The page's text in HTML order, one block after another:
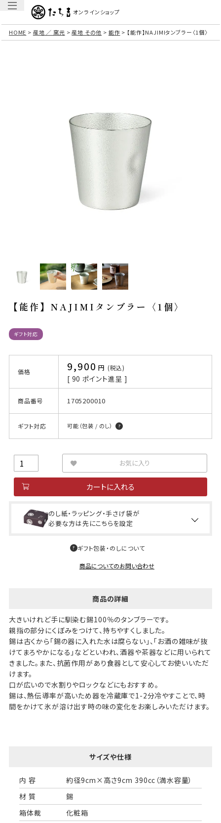
オンラインショップ
HOME 産地 ／ 窯元 産地 その他 能作 【能作】NAJIMIタンブラー〈1個〉
【能作】NAJIMIタンブラー〈1個〉
ギフト対応
価格 9,900 税込
[ 90 ポイント進呈 ]
商品番号 1705200010
ギフト対応 可能（包装 / のし）
お気に入り
カートに入れる
のし紙・ラッピング・手さげ袋が
必要な方は先にこちらを設定
ギフト包装・のしについて
商品についてのお問い合わせ
商品の詳細
大きいけれど手に馴染む錫100％のタンブラーです。
親指の部分にくぼみをつけて、持ちやすくしました。
錫は古くから「錫の器に入れた水は腐らない」、「お酒の雑味が抜
けてまろやかになる」などといわれ、酒器や茶器などに用いられて
きました。また、抗菌作用があり食器として安心してお使いいただ
けます。
口が広いので水割りやロックなどにもおすすめ。
錫は、熱伝導率が高いため器を冷蔵庫で1-2分冷やすことで、時
間をかけて氷が溶け出す時の味の変化をお楽しみいただけます。
サイズや仕様
内 容
約径9cm×高さ9cm 390cc（満水容量）
材 質
錫
箱体裁
化粧箱